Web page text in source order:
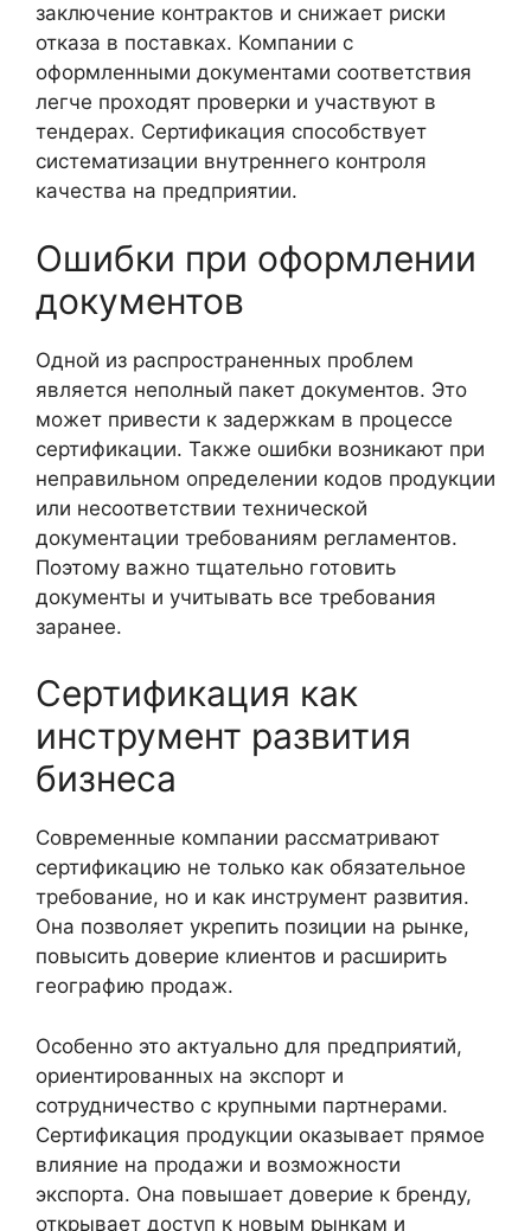
заключение контрактов и снижает риски
отказа в поставках. Компании с
оформленными документами соответствия
легче проходят проверки и участвуют в
тендерах. Сертификация способствует
систематизации внутреннего контроля
качества на предприятии.
Ошибки при оформлении
документов
Одной из распространенных проблем
является неполный пакет документов. Это
может привести к задержкам в процессе
сертификации. Также ошибки возникают при
неправильном определении кодов продукции
или несоответствии технической
документации требованиям регламентов.
Поэтому важно тщательно готовить
документы и учитывать все требования
заранее.
Сертификация как
инструмент развития
бизнеса
Современные компании рассматривают
сертификацию не только как обязательное
требование, но и как инструмент развития.
Она позволяет укрепить позиции на рынке,
повысить доверие клиентов и расширить
географию продаж.
Особенно это актуально для предприятий,
ориентированных на экспорт и
сотрудничество с крупными партнерами.
Сертификация продукции оказывает прямое
влияние на продажи и возможности
экспорта. Она повышает доверие к бренду,
открывает доступ к новым рынкам и